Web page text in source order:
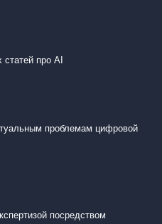
про AI
проблемам цифровой
посредством